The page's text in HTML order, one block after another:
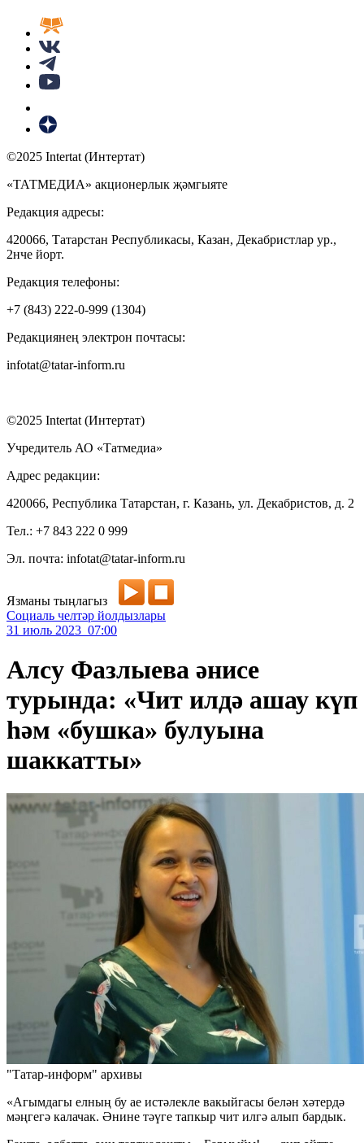
©2025 Intertat (Интертат)
«ТАТМЕДИА» акционерлык җәмгыяте
Редакция адресы:
420066, Татарстан Республикасы, Казан, Декабристлар ур.,
2нче йорт.
Редакция телефоны:
+7 (843) 222-0-999 (1304)
Редакциянең электрон почтасы:
infotat@tatar-inform.ru
©2025 Intertat (Интертат)
Учредитель АО «Татмедиа»
Адрес редакции:
420066, Республика Татарстан, г. Казань, ул. Декабристов, д. 2
Тел.: +7 843 222 0 999
Эл. почта: infotat@tatar-inform.ru
Язманы тыңлагыз
Социаль челтәр йолдызлары
31 июль 2023 07:00
Алсу Фазлыева әнисе
турында: «Чит илдә ашау күп
һәм «бушка» булуына
шаккатты»
"Татар-информ" архивы
«Агымдагы елның бу ае истәлекле вакыйгасы белән хәтердә
мәңгегә калачак. Әнине тәүге тапкыр чит илгә алып бардык.